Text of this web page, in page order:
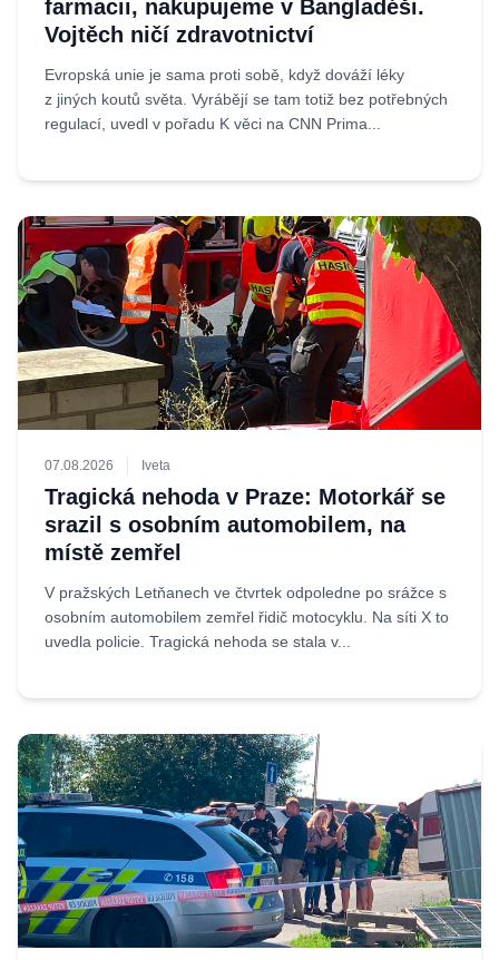
farmacii, nakupujeme v Bangladéši.
Vojtěch ničí zdravotnictví
Evropská unie je sama proti sobě, když dováží léky
z jiných koutů světa. Vyrábějí se tam totiž bez potřebných
regulací, uvedl v pořadu K věci na CNN Prima...
07.08.2026 Iveta
Tragická nehoda v Praze: Motorkář se
srazil s osobním automobilem, na
místě zemřel
V pražských Letňanech ve čtvrtek odpoledne po srážce s
osobním automobilem zemřel řidič motocyklu. Na síti X to
uvedla policie. Tragická nehoda se stala v...